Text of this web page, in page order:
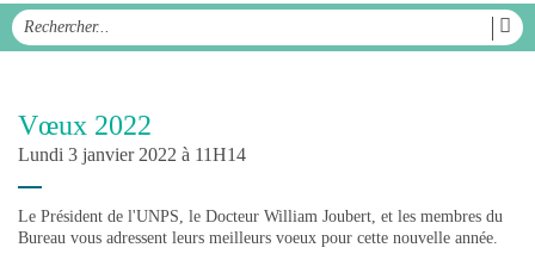
Vœux 2022
Lundi 3 janvier 2022 à 11H14
Le Président de l'UNPS, le Docteur William Joubert, et les membres du
Bureau vous adressent leurs meilleurs voeux pour cette nouvelle année.